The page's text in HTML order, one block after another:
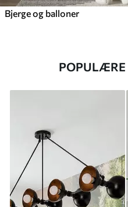
Bjerge og balloner
POPULÆRE